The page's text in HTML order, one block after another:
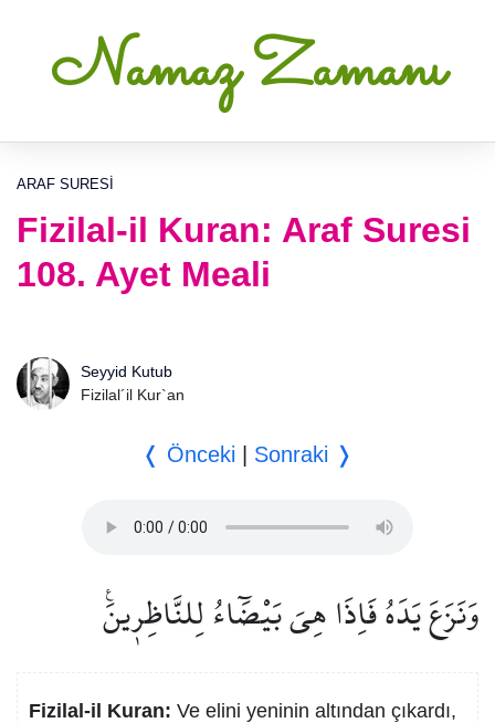
Namaz Zamanı
ARAF SURESI
Fizilal-il Kuran: Araf Suresi
108. Ayet Meali
Seyyid Kutub
Fizilal´il Kur`an
❬ Önceki Sonraki ❭
وَنَزَعَ يَدَهُ فَاِذَا هِيَ بَيْضَٓاءُ لِلنَّاظِر۪ينَ۟
Fizilal-il Kuran: Ve elini yeninin altından çıkardı,